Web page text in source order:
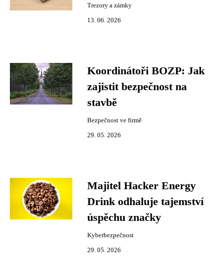
Trezory a zámky
13. 06. 2026
Koordinátoři BOZP: Jak
zajistit bezpečnost na
stavbě
Bezpečnost ve firmě
29. 05. 2026
Majitel Hacker Energy
Drink odhaluje tajemství
úspěchu značky
Kyberbezpečnost
29. 05. 2026